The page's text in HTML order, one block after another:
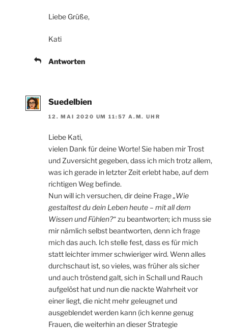
Liebe Grüße,
Kati
Antworten
Suedelbien
12. MAI 2020 UM 11:57 A.M. UHR
Liebe Kati,
vielen Dank für deine Worte! Sie haben mir Trost
und Zuversicht gegeben, dass ich mich trotz allem,
was ich gerade in letzter Zeit erlebt habe, auf dem
richtigen Weg befinde.
Nun will ich versuchen, dir deine Frage„Wie
gestaltest du dein Leben heute – mit all dem
Wissen und Fühlen?“ zu beantworten; ich muss sie
mir nämlich selbst beantworten, denn ich frage
mich das auch. Ich stelle fest, dass es für mich
statt leichter immer schwieriger wird. Wenn alles
durchschaut ist, so vieles, was früher als sicher
und auch tröstend galt, sich in Schall und Rauch
aufgelöst hat und nun die nackte Wahrheit vor
einer liegt, die nicht mehr geleugnet und
ausgeblendet werden kann (ich kenne genug
Frauen, die weiterhin an dieser Strategie